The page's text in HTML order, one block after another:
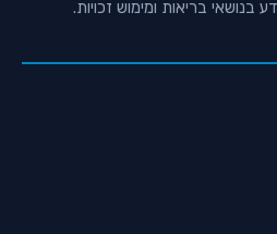
בנושאי בריאות ומימוש זכויות.